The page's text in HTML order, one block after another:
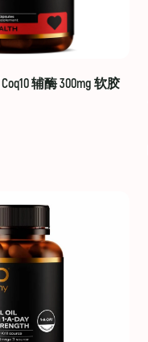
辅酶 300mg 软胶